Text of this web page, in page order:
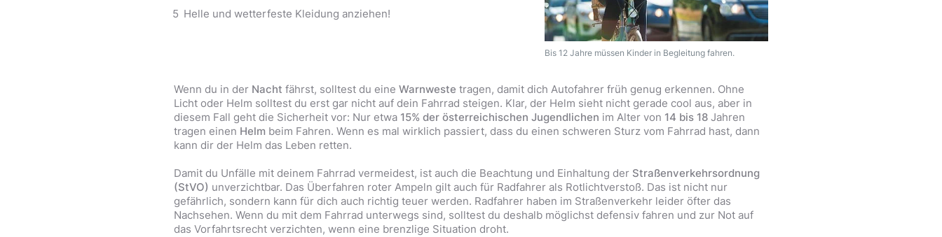
Bis 12 Jahre müssen Kinder in Begleitung fahren.
Helle und wetterfeste Kleidung anziehen!
Wenn du in der Nacht fährst, solltest du eine Warnweste tragen, damit dich Autofahrer früh genug erkennen. Ohne
Licht oder Helm solltest du erst gar nicht auf dein Fahrrad steigen. Klar, der Helm sieht nicht gerade cool aus, aber in
diesem Fall geht die Sicherheit vor: Nur etwa 15% der österreichischen Jugendlichen im Alter von 14 bis 18 Jahren
tragen einen Helm beim Fahren. Wenn es mal wirklich passiert, dass du einen schweren Sturz vom Fahrrad hast, dann
kann dir der Helm das Leben retten.
Damit du Unfälle mit deinem Fahrrad vermeidest, ist auch die Beachtung und Einhaltung der Straßenverkehrsordnung
(StVO) unverzichtbar. Das Überfahren roter Ampeln gilt auch für Radfahrer als Rotlichtverstoß. Das ist nicht nur
gefährlich, sondern kann für dich auch richtig teuer werden. Radfahrer haben im Straßenverkehr leider öfter das
Nachsehen. Wenn du mit dem Fahrrad unterwegs sind, solltest du deshalb möglichst defensiv fahren und zur Not auf
das Vorfahrtsrecht verzichten, wenn eine brenzlige Situation droht.